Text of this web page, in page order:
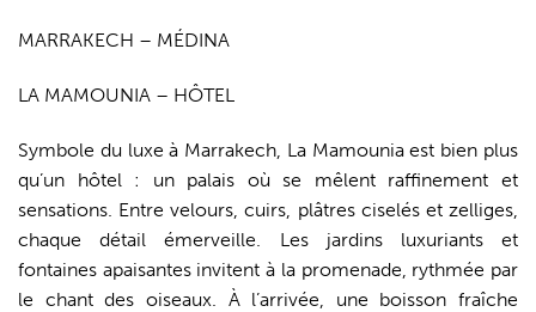
MARRAKECH – MÉDINA
LA MAMOUNIA – HÔTEL
Symbole du luxe à Marrakech, La Mamounia est bien plus
qu’un hôtel : un palais où se mêlent raffinement et
sensations. Entre velours, cuirs, plâtres ciselés et zelliges,
chaque détail émerveille. Les jardins luxuriants et
fontaines apaisantes invitent à la promenade, rythmée par
le chant des oiseaux. À l’arrivée, une boisson fraîche